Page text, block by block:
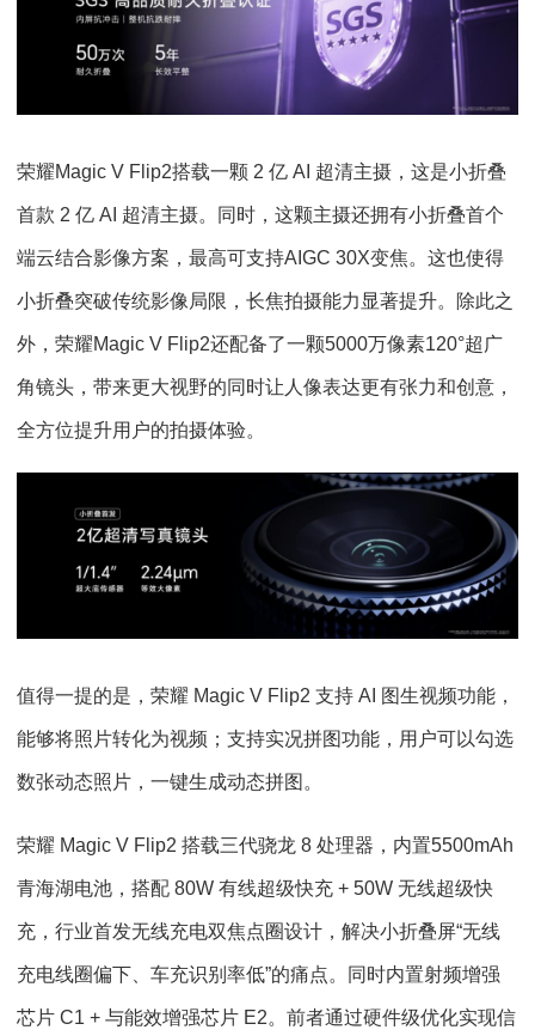
荣耀Magic V Flip2搭载一颗 2 亿 AI 超清主摄，这是小折叠
首款 2 亿 AI 超清主摄。同时，这颗主摄还拥有小折叠首个
端云结合影像方案，最高可支持AIGC 30X变焦。这也使得
小折叠突破传统影像局限，长焦拍摄能力显著提升。除此之
外，荣耀Magic V Flip2还配备了一颗5000万像素120°超广
角镜头，带来更大视野的同时让人像表达更有张力和创意，
全方位提升用户的拍摄体验。
值得一提的是，荣耀 Magic V Flip2 支持 AI 图生视频功能，
能够将照片转化为视频；支持实况拼图功能，用户可以勾选
数张动态照片，一键生成动态拼图。
荣耀 Magic V Flip2 搭载三代骁龙 8 处理器，内置5500mAh
青海湖电池，搭配 80W 有线超级快充 + 50W 无线超级快
充，行业首发无线充电双焦点圈设计，解决小折叠屏“无线
充电线圈偏下、车充识别率低”的痛点。同时内置射频增强
芯片 C1 + 与能效增强芯片 E2。前者通过硬件级优化实现信